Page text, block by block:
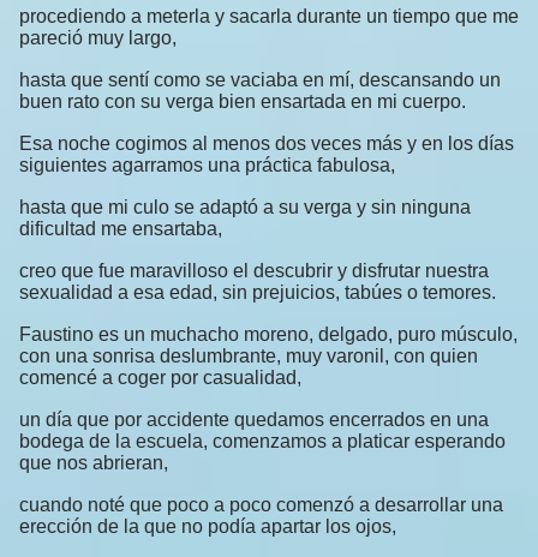
procediendo a meterla y sacarla durante un tiempo que me
pareció muy largo,
hasta que sentí como se vaciaba en mí, descansando un
buen rato con su verga bien ensartada en mi cuerpo.
Esa noche cogimos al menos dos veces más y en los días
siguientes agarramos una práctica fabulosa,
hasta que mi culo se adaptó a su verga y sin ninguna
dificultad me ensartaba,
creo que fue maravilloso el descubrir y disfrutar nuestra
sexualidad a esa edad, sin prejuicios, tabúes o temores.
Faustino es un muchacho moreno, delgado, puro músculo,
con una sonrisa deslumbrante, muy varonil, con quien
comencé a coger por casualidad,
un día que por accidente quedamos encerrados en una
bodega de la escuela, comenzamos a platicar esperando
que nos abrieran,
cuando noté que poco a poco comenzó a desarrollar una
erección de la que no podía apartar los ojos,